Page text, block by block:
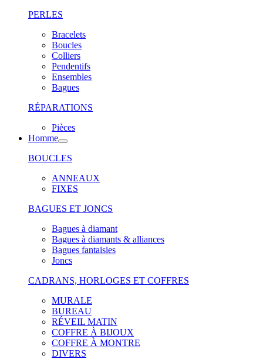
PERLES
Bracelets
Boucles
Colliers
Pendentifs
Ensembles
Bagues
RÉPARATIONS
Pièces
Homme
BOUCLES
ANNEAUX
FIXES
BAGUES ET JONCS
Bagues à diamant
Bagues à diamants & alliances
Bagues fantaisies
Joncs
CADRANS, HORLOGES ET COFFRES
MURALE
BUREAU
RÉVEIL MATIN
COFFRE À BIJOUX
COFFRE À MONTRE
DIVERS